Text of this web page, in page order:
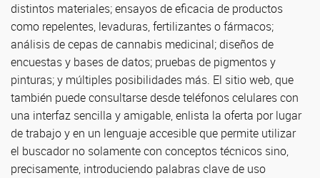
distintos materiales; ensayos de eficacia de productos
como repelentes, levaduras, fertilizantes o fármacos;
análisis de cepas de cannabis medicinal; diseños de
encuestas y bases de datos; pruebas de pigmentos y
pinturas; y múltiples posibilidades más. El sitio web, que
también puede consultarse desde teléfonos celulares con
una interfaz sencilla y amigable, enlista la oferta por lugar
de trabajo y en un lenguaje accesible que permite utilizar
el buscador no solamente con conceptos técnicos sino,
precisamente, introduciendo palabras clave de uso